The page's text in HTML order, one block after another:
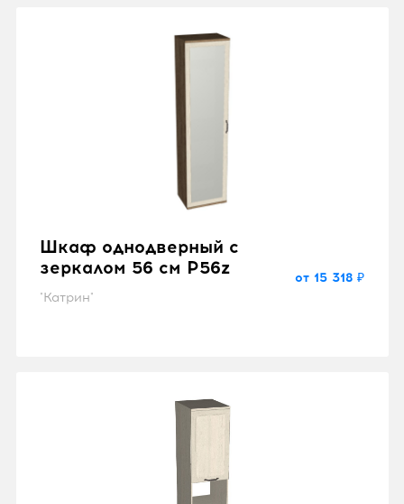
Шкаф однодверный с
зеркалом 56 см P56z
"Катрин"
от 15 318 ₽